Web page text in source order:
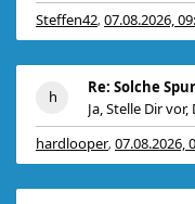
Steffen42, 07.08.2026,
Re: Solche
Ja, Stelle Dir
hardlooper, 07.08.2026,